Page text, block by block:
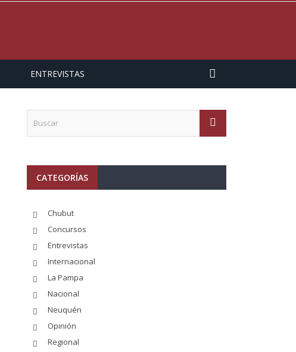
ENTREVISTAS
CATEGORÍAS
Chubut
Concursos
Entrevistas
Internacional
La Pampa
Nacional
Neuquén
Opinión
Regional